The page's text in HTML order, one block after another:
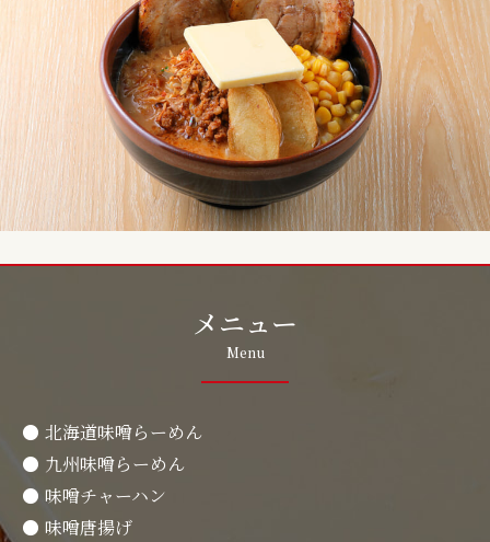
メニュー
Menu
北海道味噌らーめん
九州味噌らーめん
味噌チャーハン
味噌唐揚げ